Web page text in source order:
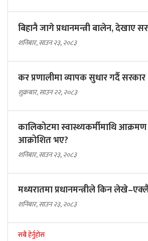
बिहानै जागे प्रधानमन्त्री बालेन, देखाए
शनिबार, साउन २३, २०८३
कर प्रणालीमा व्यापक सुधार गर्दै सरकार
शुक्रबार, साउन २२, २०८३
कालिकोटमा स्वास्थ्यकर्मीमाथि
आक्रोशित भए?
शनिबार, साउन २३, २०८३
मध्यरातमा प्रधानमन्त्रीले किन
शनिबार, साउन २३, २०८३
सबै हेर्नुहोस